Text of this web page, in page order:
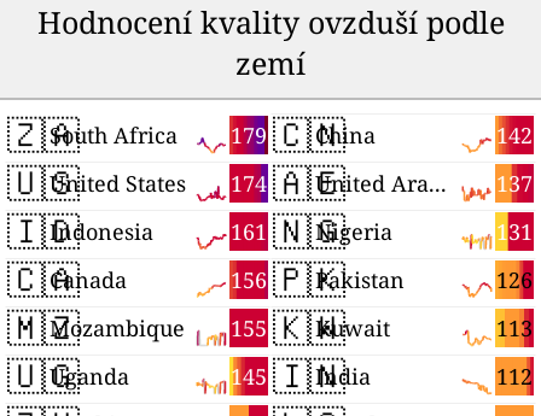
Hodnocení kvality ovzduší podle
zemí
🇿🇦 179
South Africa
🇺🇸 174
United States
🇮🇩 161
Indonesia
🇨🇦 156
Canada
🇲🇿 155
Mozambique
🇺🇬 145
Uganda
🇨🇳 142
China
🇦🇪 137
United Arab Emirates
🇳🇬 131
Nigeria
🇵🇰 126
Pakistan
🇰🇼 113
Kuwait
🇮🇳 112
India